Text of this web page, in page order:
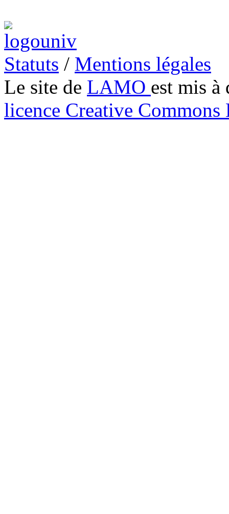
Statuts / Mentions légales
Le site de LAMO est mis à
licence Creative